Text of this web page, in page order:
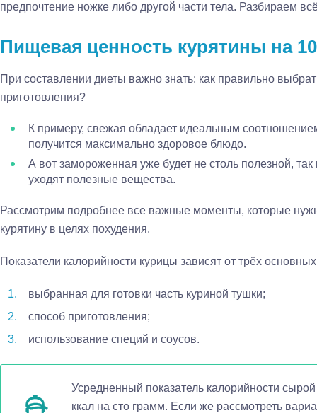
предпочтение ножке либо другой части тела. Разбираем
Пищевая ценность курятины на
При составлении диеты важно знать: как правильно
приготовления?
К примеру, свежая обладает идеальным
получится максимально здоровое блюдо.
А вот замороженная уже будет не столь полезной,
уходят полезные вещества.
Рассмотрим подробнее все важные моменты, которые
курятину в целях похудения.
Показатели калорийности курицы зависят от трёх
выбранная для готовки часть куриной тушки;
способ приготовления;
использование специй и соусов.
Усредненный показатель калорийности
ккал на сто грамм. Если же рассмотреть